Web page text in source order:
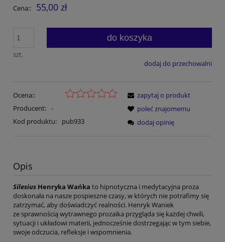
Cena:: 55,00 zł
szt.
do koszyka
dodaj do przechowalni
Ocena::
Producent: -
Kod produktu:
pub933
zapytaj o produkt
poleć znajomemu
dodaj opinię
Opis
Silesius Henryka Wańka to hipnotyczna i medytacyjna proza
doskonała na nasze pospieszne czasy, w których nie potrafimy się
zatrzymać, aby doświadczyć realności. Henryk Waniek
ze sprawnością wytrawnego prozaika przygląda się każdej chwili,
sytuacji i układowi materii, jednocześnie dostrzegając w tym siebie,
swoje odczucia, refleksje i wspomnienia.